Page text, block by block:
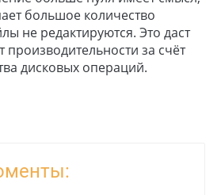
большое количество
не редактируются. Это даст
за счёт
дисковых операций.